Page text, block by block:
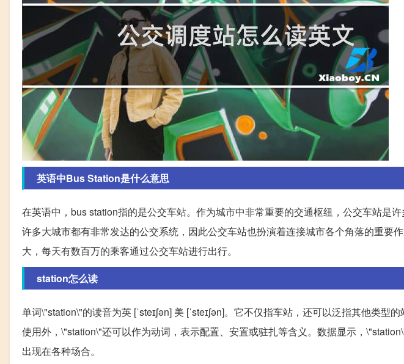
英语中Bus Station是什么意思
在英语中，bus station指的是公交车站。作为城市中非常重要的交通枢纽，公交车站是
许多大城市都有非常发达的公交系统，因此公交车站也扮演着连接城市各个角落的重要
大，每天有数百万的乘客通过公交车站进行出行。
station怎么读
单词\"station\"的读音为英 [ˈsteɪʃən] 美 [ˈsteɪʃən]。它不仅指车站，还可以泛指其他类型
使用外，\"station\"还可以作为动词，表示配置、安置或驻扎等含义。数据显示，
出现在各种场合。